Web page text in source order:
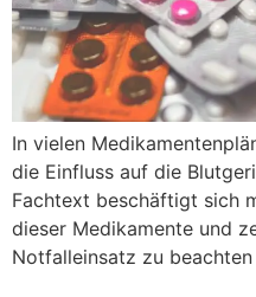
In vielen
die Einfluss auf die
Fachtext beschäftigt sich
dieser Medikamente und
Notfalleinsatz zu beachten